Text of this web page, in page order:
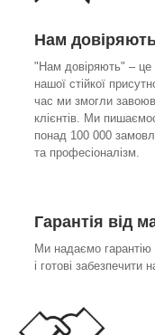
Нам
"Нам довіряють" – це
нашої стійкої
час ми змогли
клієнтів. Ми
понад 100 000
та професіоналізм.
Гарантія від
Ми надаємо гарантію
і готові забезпечити